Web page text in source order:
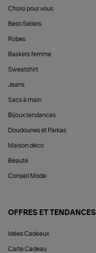
Choisi pour vous
Best-Sellers
Robes
Baskets femme
Sweatshirt
Jeans
Sacs à main
Bijoux tendances
Doudounes et Parkas
Maison déco
Beauté
Conseil Mode
OFFRES ET TENDANCES
Idées Cadeaux
Carte Cadeau